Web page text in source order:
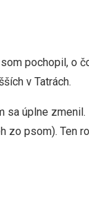
pochopil, o
v Tatrách.
úplne
zo psom). Ten